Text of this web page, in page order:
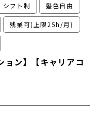
シフト制 髪色自由
残業可(上限25h/月)
ョン】【キャリアコ